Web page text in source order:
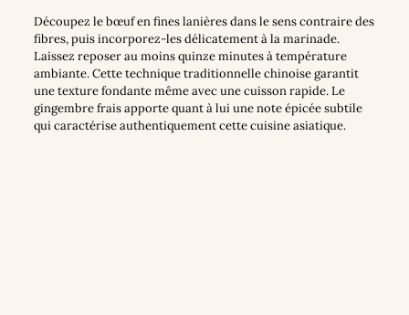
Découpez le bœuf en fines lanières dans le sens contraire des
fibres, puis incorporez-les délicatement à la marinade.
Laissez reposer au moins quinze minutes à température
ambiante. Cette technique traditionnelle chinoise garantit
une texture fondante même avec une cuisson rapide. Le
gingembre frais apporte quant à lui une note épicée subtile
qui caractérise authentiquement cette cuisine asiatique.